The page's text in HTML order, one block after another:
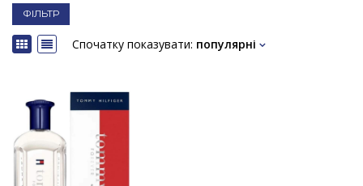
ФІЛЬТР
Спочатку показувати: популярні